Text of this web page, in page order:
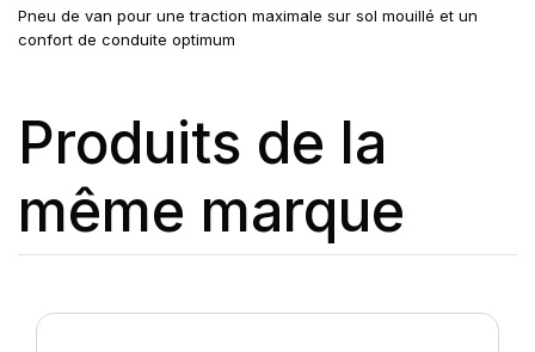
Pneu de van pour une traction maximale sur sol mouillé et un
confort de conduite optimum
Produits de la
même marque